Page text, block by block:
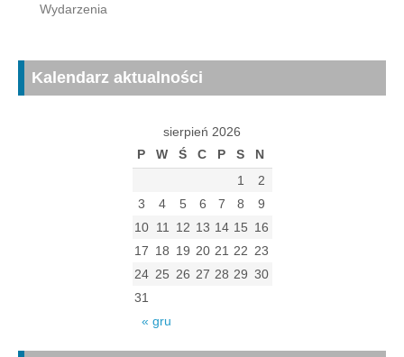
Wydarzenia
Kalendarz aktualności
sierpień 2026
P
W Ś C P S N
« gru
1
2
3
4 5 6 7 8
9
10 11 12 13 14 15 16
17 18 19 20 21 22 23
24 25 26 27 28 29 30
31